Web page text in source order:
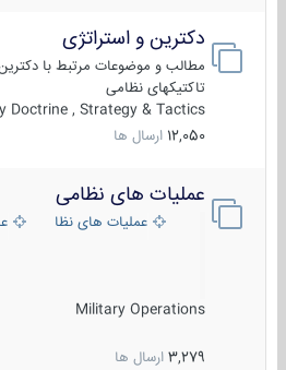
دکترین و استراتژی
مطالب و موضوعات مرتبط با دکترین ،
تاکتیکهای نظامی
Doctrine , Strategy & Tactics
12,050 ارسال ها
عملیات های نظامی
عملیات های نظامی ایران
Military Operations
3,279 ارسال ها